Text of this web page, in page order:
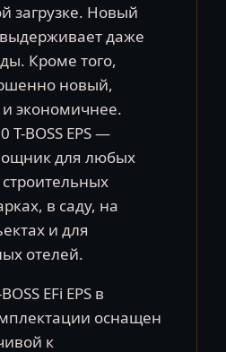
загрузке. Новый
даже
Кроме того,
новый,
экономичнее.
BOSS EPS —
для любых
в саду, на
и ​​для
отелей.
EFi EPS в
оснащен
к